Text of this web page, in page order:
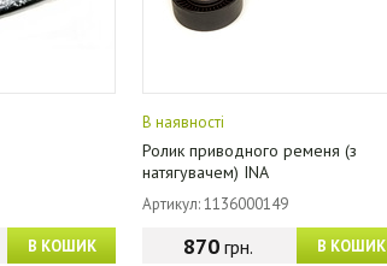
В КОШИК
В наявності
Ролик приводного ременя (з
натягувачем) INA
Артикул: 1136000149
В КОШИК
870грн.